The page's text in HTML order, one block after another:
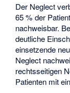
Der Neglect
65 % der
nachweisbar.
deutliche
einsetzende
Neglect
rechtsseitigen
Patienten mit